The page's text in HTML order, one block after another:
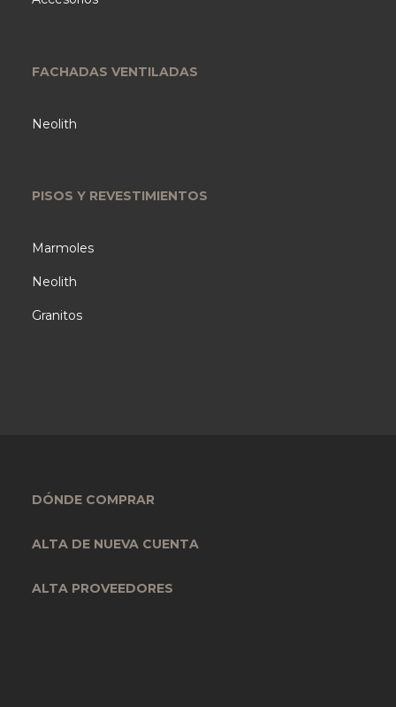
FACHADAS VENTILADAS
Neolith
PISOS Y REVESTIMIENTOS
Marmoles
Neolith
Granitos
DÓNDE COMPRAR
ALTA DE NUEVA CUENTA
ALTA PROVEEDORES